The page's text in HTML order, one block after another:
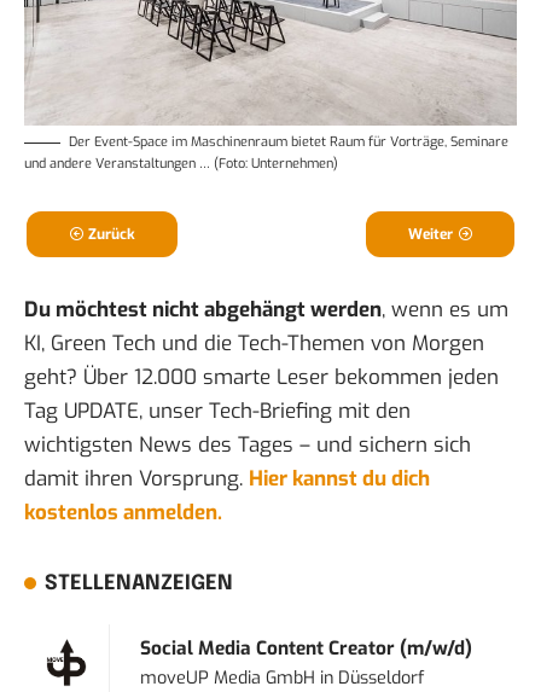
Der Event-Space im Maschinenraum bietet Raum für Vorträge, Seminare
und andere Veranstaltungen … (Foto: Unternehmen)
Zurück Weiter
Du möchtest nicht abgehängt werden, wenn es um
KI, Green Tech und die Tech-Themen von Morgen
geht? Über 12.000 smarte Leser bekommen jeden
Tag UPDATE, unser Tech-Briefing mit den
wichtigsten News des Tages – und sichern sich
damit ihren Vorsprung. Hier kannst du dich
kostenlos anmelden.
STELLENANZEIGEN
Social Media Content Creator (m/w/d)
moveUP Media GmbH in Düsseldorf